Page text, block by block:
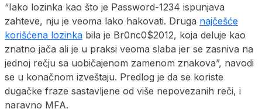
“Iako lozinka kao što je Password-1234 ispunjava
zahteve, nju je veoma lako hakovati. Druga najčešće
korišćena lozinka bila je Br0nc0$2012, koja deluje kao
znatno jača ali je u praksi veoma slaba jer se zasniva na
jednoj rečju sa uobičajenom zamenom znakova”, navodi
se u konačnom izveštaju. Predlog je da se koriste
dugačke fraze sastavljene od više nepovezanih reči, i
naravno MFA.